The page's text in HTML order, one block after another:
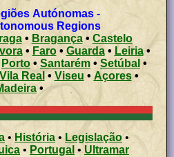
-
Regions
• Bragança•Castelo
• Faro• Guarda• Leiria•
Porto • Santarém • Setúbal •
Vila Real • Viseu • Açores •
•
• História • Legislação •
• Portugal •Ultramar